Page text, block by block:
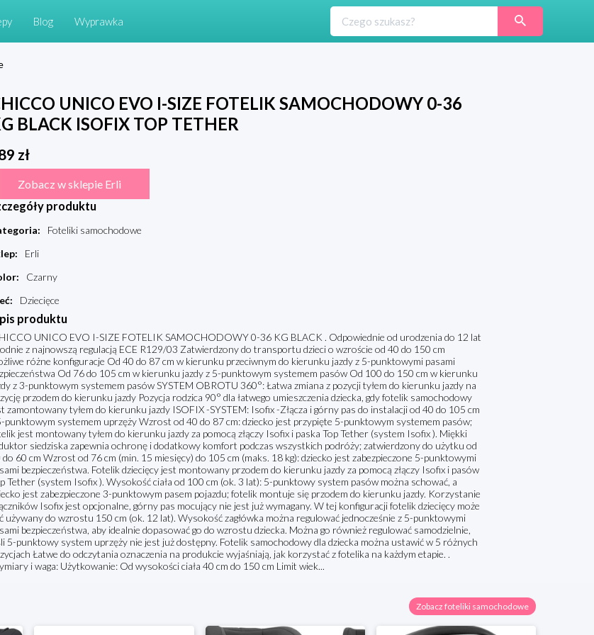
Blog Wyprawka
UNICO EVO I-SIZE FOTELIK SAMOCHODOWY 0-36
BLACK ISOFIX TOP TETHER
zł
Zobacz w sklepie Erli
produktu
:
Foteliki samochodowe
:
Erli
:
Czarny
: Dziecięce
produktu
UNICO EVO I-SIZE FOTELIK SAMOCHODOWY 0-36 KG BLACK . Odpowiednie od urodzenia do 12 lat
z najnowszą regulacją ECE R129/03 Zatwierdzony do transportu dzieci o wzroście od 40 do 150 cm
różne konfiguracje Od 40 do 87 cm w kierunku przeciwnym do kierunku jazdy z 5-punktowymi pasami
Od 76 do 105 cm w kierunku jazdy z 5-punktowym systemem pasów Od 100 do 150 cm w kierunku
z 3-punktowym systemem pasów SYSTEM OBROTU 360°: Łatwa zmiana z pozycji tyłem do kierunku jazdy na
przodem do kierunku jazdy Pozycja rodzica 90° dla łatwego umieszczenia dziecka, gdy fotelik samochodowy
zamontowany tyłem do kierunku jazdy ISOFIX -SYSTEM: Isofix -Złącza i górny pas do instalacji od 40 do 105 cm
punktowym systemem uprzęży Wzrost od 40 do 87 cm: dziecko jest przypięte 5-punktowym systemem pasów;
jest montowany tyłem do kierunku jazdy za pomocą złączy Isofix i paska Top Tether (system Isofix ). Miękki
siedziska zapewnia ochronę i dodatkowy komfort podczas wszystkich podróży; zatwierdzony do użytku od
do 60 cm Wzrost od 76 cm (min. 15 miesięcy) do 105 cm (maks. 18 kg): dziecko jest zabezpieczone 5-punktowymi
bezpieczeństwa. Fotelik dziecięcy jest montowany przodem do kierunku jazdy za pomocą złączy Isofix i pasów
Tether (system Isofix ). Wysokość ciała od 100 cm (ok. 3 lat): 5-punktowy system pasów można schować, a
jest zabezpieczone 3-punktowym pasem pojazdu; fotelik montuje się przodem do kierunku jazdy. Korzystanie
Isofix jest opcjonalne, górny pas mocujący nie jest już wymagany. W tej konfiguracji fotelik dziecięcy może
używany do wzrostu 150 cm (ok. 12 lat). Wysokość zagłówka można regulować jednocześnie z 5-punktowymi
bezpieczeństwa, aby idealnie dopasować go do wzrostu dziecka. Można go również regulować samodzielnie,
5-punktowy system uprzęży nie jest już dostępny. Fotelik samochodowy dla dziecka można ustawić w 5 różnych
Łatwe do odczytania oznaczenia na produkcie wyjaśniają, jak korzystać z fotelika na każdym etapie. .
i waga: Użytkowanie: Od wysokości ciała 40 cm do 150 cm Limit wiek...
Zobacz foteliki samochodowe